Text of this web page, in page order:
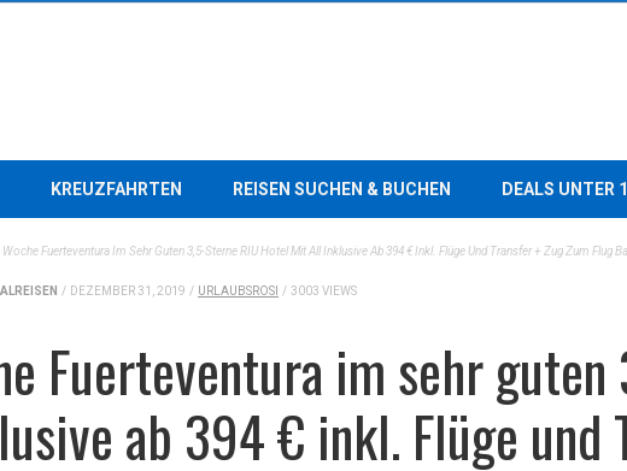
KREUZFAHRTEN REISEN SUCHEN & BUCHEN DEALS UNTER
Woche Fuerteventura Im Sehr Guten 3,5-Sterne RIU Hotel Mit All Inklusive Ab 394 € Inkl. Flüge Und Transfer + Zug Zum Flug
/ DEZEMBER 31, 2019 / URLAUBSROSI / 3003 VIEWS
Fuerteventura im sehr
ab 394 € inkl. Flüge und